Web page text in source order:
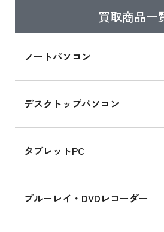
買取商品一
ノートパソコン
デスクトップパソコン
タブレットPC
ブルーレイ・DVDレコーダー
ら
iPad mini シリーズ 2024
iPad mini 8.3インチ の新
iPhone 16 シリーズ
iPhone 16 の新品買取価格